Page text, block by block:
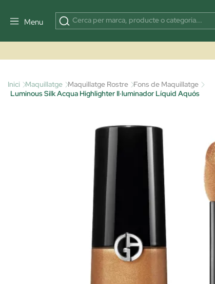
Menu
Inici Maquillatge Maquillatge Rostre Fons de Maquillatge
Luminous Silk Acqua Highlighter Il·luminador Líquid Aquós